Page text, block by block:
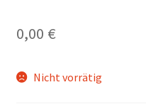
0,00 €
Nicht vorrätig